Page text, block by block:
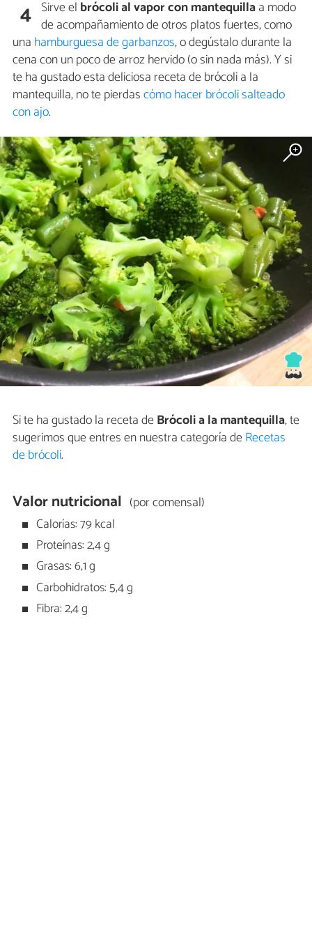
4 Sirve el brócoli al vapor con mantequillaa modo
de acompañamiento de otros platos fuertes, como
una hamburguesa de garbanzos, o degústalo durante la
cena con un poco de arroz hervido (o sin nada más). Y si
te ha gustado esta deliciosa receta de brócoli a la
mantequilla, no te pierdascómo hacer brócoli salteado
con ajo.
Si te ha gustado la receta deBrócoli a la mantequilla, te
sugerimos que entres en nuestra categoría deRecetas
de brócoli.
Valor nutricional (por comensal)
Calorías: 79 kcal
Proteínas: 2,4 g
Grasas: 6,1 g
Carbohidratos: 5,4 g
Fibra: 2,4 g